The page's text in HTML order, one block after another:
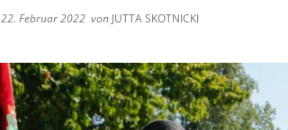
22. Februar 2022 von JUTTA SKOTNICKI